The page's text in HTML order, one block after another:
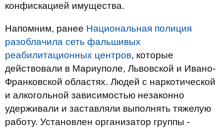
конфискацией имущества.
Напомним, ранее Национальная полиция
разоблачила сеть фальшивых
реабилитационных центров, которые
действовали в Мариуполе, Львовской и Ивано-
Франковской областях. Людей с наркотической
и алкогольной зависимостью незаконно
удерживали и заставляли выполнять тяжелую
работу. Установлен организатор группы -